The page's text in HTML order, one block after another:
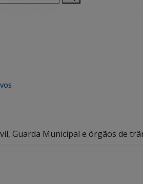
Guarda Municipal e órgãos de